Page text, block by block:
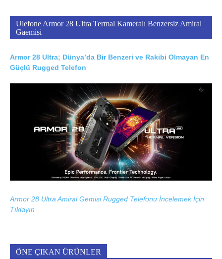
Ulefone Armor 28 Ultra Termal Kameralı Benzersiz Amiral
Gaemisi
Armor 28 Ultra; Dünya’da Bir Benzeri ve Rakibi Olmayan En
Güçlü Rugged Telefon
Armor 28 Ultra Amiral Gemisi Rugged Telefonu İncelemek İçin
Tıklayın
ÖNE ÇIKAN ÜRÜNLER